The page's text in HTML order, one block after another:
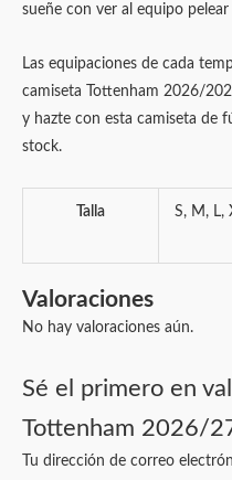
sueñe con ver al equipo
Las equipaciones de cada
camiseta Tottenham 2026/
y hazte con esta camiseta de
stock.
Talla S, M, L,
Valoraciones
No hay valoraciones aún.
Sé el primero en
Tottenham 2026/
Tu dirección de correo